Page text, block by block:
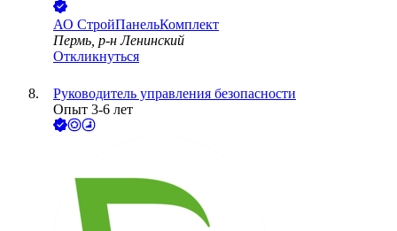
АО СтройПанельКомплект
Пермь, р-н Ленинский
Откликнуться
Руководитель управления безопасности
Опыт 3-6 лет